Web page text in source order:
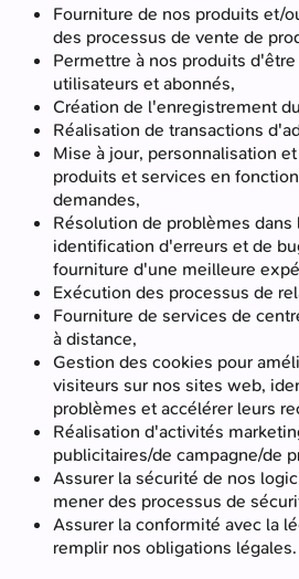
Fourniture de nos produits et/
des processus de vente de
Permettre à nos produits
utilisateurs et abonnés,
Création de l'enregistrement
Réalisation de transactions
Mise à jour, personnalisation
produits et services en
demandes,
Résolution de problèmes
identification d'erreurs et de
fourniture d'une meilleure
Exécution des processus de
Fourniture de services de
à distance,
Gestion des cookies pour
visiteurs sur nos sites web,
problèmes et accélérer leurs
Réalisation d'activités
publicitaires/de campagne/de
Assurer la sécurité de nos
mener des processus de
Assurer la conformité avec la
remplir nos obligations légales.